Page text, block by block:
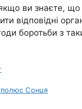
ви знаєте,
відповідні
боротьби з
полюс Сонця